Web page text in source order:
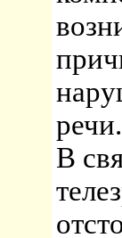
речи.
В